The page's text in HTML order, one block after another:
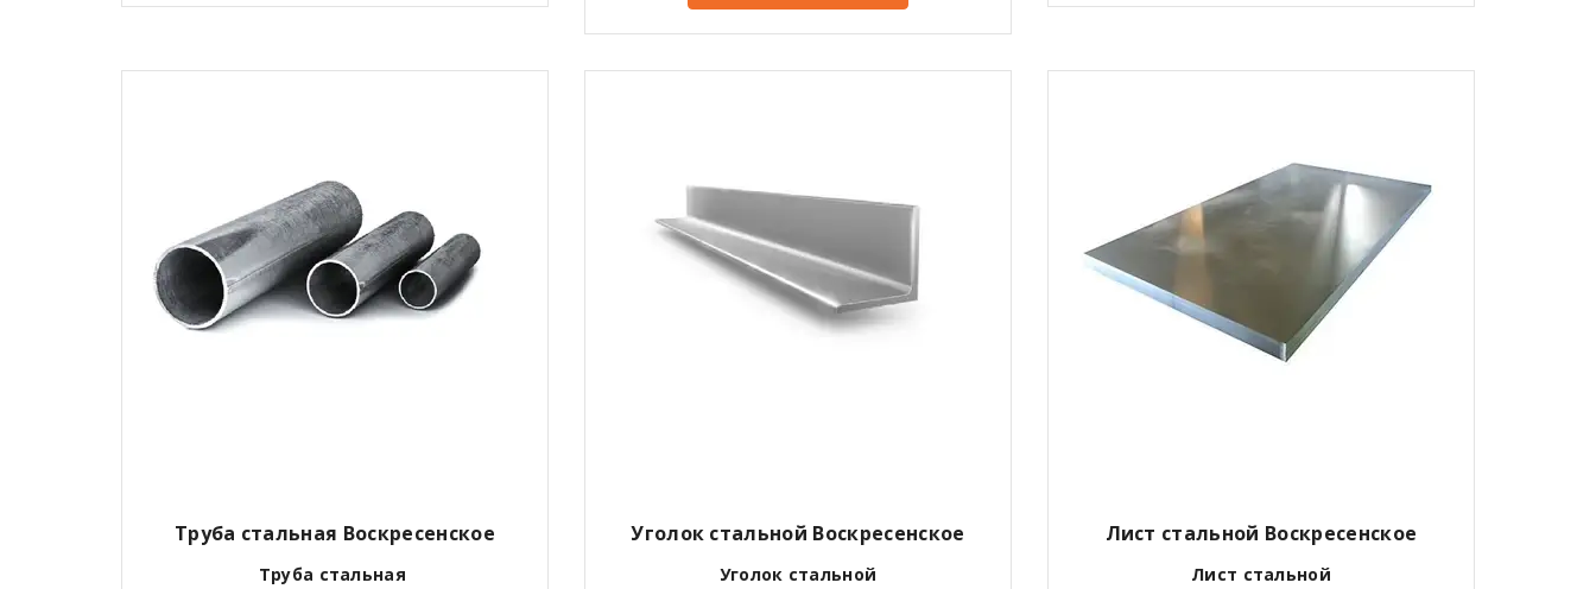
Труба стальная Воскресенское
Труба стальная
Уголок стальной Воскресенское
Уголок стальной
Лист стальной Воскресенское
Лист стальной